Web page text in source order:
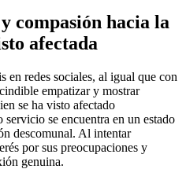
compasión hacia la
afectada
en redes sociales, al igual que con
empatizar y mostrar
se ha visto afectado
se encuentra en un estado
descomunal. Al intentar
por sus preocupaciones y
genuina.